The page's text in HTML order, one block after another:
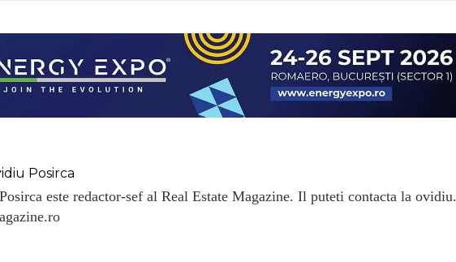
Posirca
este redactor-sef al Real Estate Magazine. Il puteti contacta la